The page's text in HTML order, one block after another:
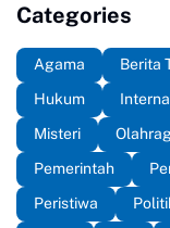
Categories
Agama Berita
Hukum
Misteri
Pemerintah
Peristiwa